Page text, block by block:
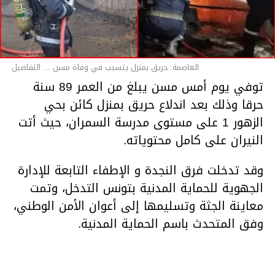
العاصمة: حريق بمنزل يتسبب في وفاة مسن ... التفاصيل
توفي يوم أمس مسن يبلغ من العمر 89 سنة
حرقا وذلك بعد اندلاع حريق بمنزل كائن بحي
الزهور 1 على مستوى مدرسة السمران، حيث أتت
النيران على كامل محتوياته.
وقد تدخلت فرق النجدة و الإطفاء التابعة للإدارة
الجهوية للحماية المدنية بتونس التدخل، وتمت
معاينة الجثة وتسليمها إلى أعوان الأمن الوطني،
وفق المتحدث باسم الحماية المدنية.